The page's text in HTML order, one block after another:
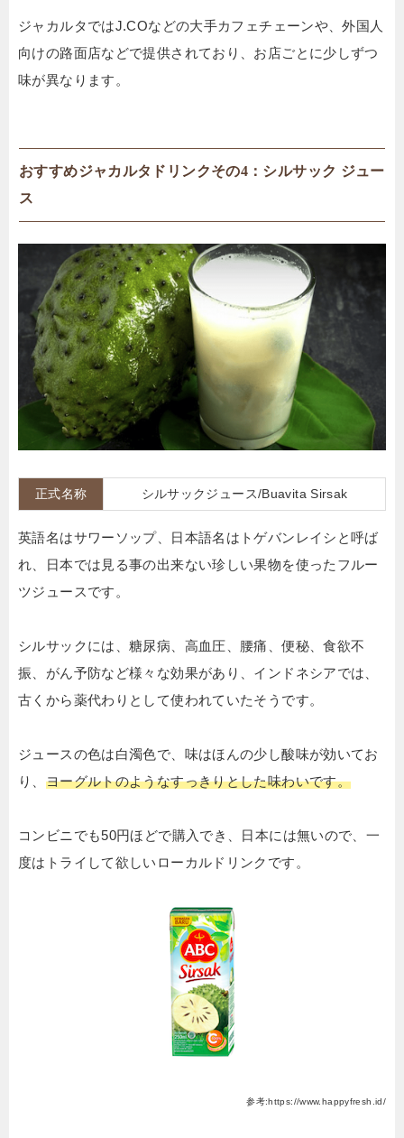
ジャカルタではJ.COなどの大手カフェチェーンや、外国人
向けの路面店などで提供されており、お店ごとに少しずつ
味が異なります。
おすすめジャカルタドリンクその4：シルサック ジュー
ス
正式名称 シルサックジュース/Buavita Sirsak
英語名はサワーソップ、日本語名はトゲバンレイシ と呼ば
れ、日本では見る事の出来ない珍しい果物を使ったフルー
ツジュースです。
シルサックには、糖尿病、高血圧、腰痛、便秘、食欲不
振、がん予防など様々な効果があり、インドネシアでは、
古くから薬代わりとして使われていたそうです。
ジュースの色は白濁色で、味はほんの少し酸味が効いてお
り、 ヨーグルトのようなすっきりとした味わいです。
コンビニでも50円ほどで購入でき、日本には無いので、一
度はトライして欲しいローカルドリンクです。
参考:https://www.happyfresh.id/